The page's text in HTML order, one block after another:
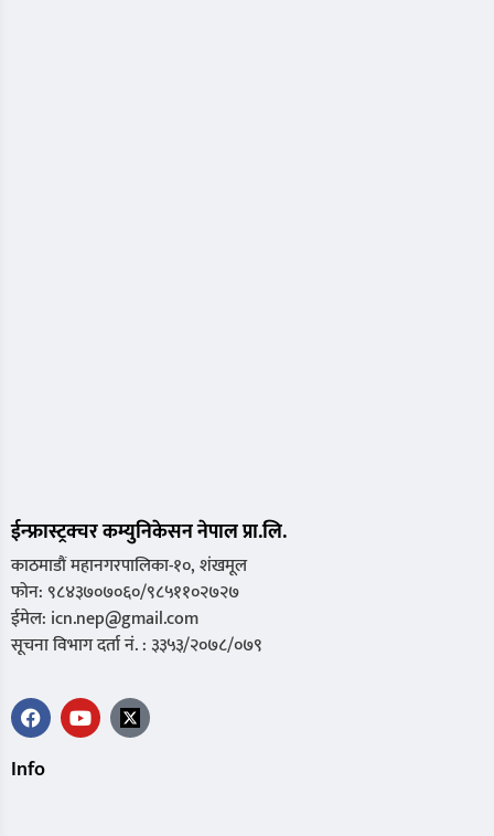
ईन्फ्रास्ट्रक्चर कम्युनिकेसन नेपाल प्रा.लि.
काठमाडौं महानगरपालिका-१०, शंखमूल
फोन: ९८४३७०७०६०/९८५११०२७२७
ईमेल: icn.nep@gmail.com
सूचना विभाग दर्ता नं. : ३३५३/२०७८/०७९
Info